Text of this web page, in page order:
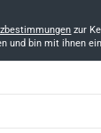
zur
und bin mit ihnen